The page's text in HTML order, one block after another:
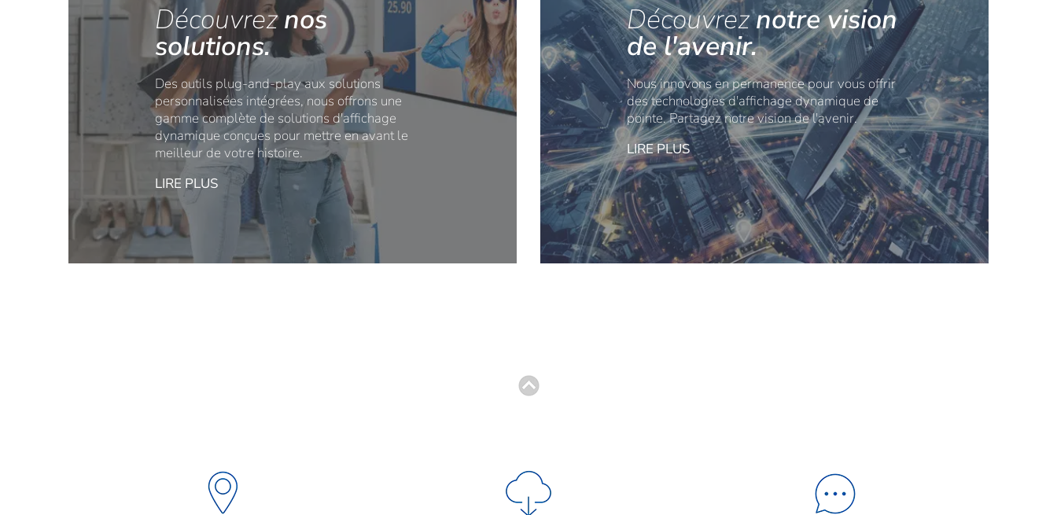
Découvreznos
solutions.
Des outils plug-and-play aux solutions
personnalisées intégrées, nous offrons une
gamme complète de solutions d'affichage
dynamique conçues pour mettre en avant le
meilleur de votre histoire.
LIRE PLUS
Découvreznotre vision
de l'avenir.
Nous innovons en permanence pour vous offrir
des technologies d'affichage dynamique de
pointe. Partagez notre vision de l'avenir.
LIRE PLUS